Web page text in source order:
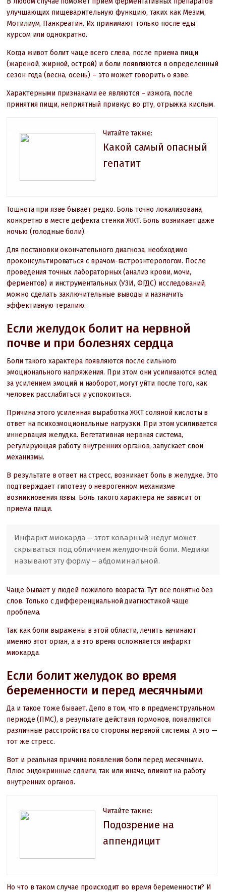
улучшающих пищеварительную функцию, таких как Мезим,
Мотилиум, Панкреатин. Их принимают только после еды
курсом или однократно.
Когда живот болит чаще всего слева, после приема пищи
(жареной, жирной, острой) и боли появляются в определенный
сезон года (весна, осень) – это может говорить о язве.
Характерными признаками ее являются – изжога, после
принятия пищи, неприятный привкус во рту, отрыжка кислым.
Читайте также:
Какой самый опасный
гепатит
Тошнота при язве бывает редко. Боль точно локализована,
конкретно в месте дефекта стенки ЖКТ. Боль возникает даже
ночью (голодные боли).
Для постановки окончательного диагноза, необходимо
проконсультироваться с врачом-гастроэнтерологом. После
проведения точных лабораторных (анализ крови, мочи,
ферментов) и инструментальных (УЗИ, ФГДС) исследований,
можно сделать заключительные выводы и назначить
эффективную терапию.
Если желудок болит на нервной
почве и при болезнях сердца
Боли такого характера появляются после сильного
эмоционального напряжения. При этом они усиливаются вслед
за усилением эмоций и наоборот, могут уйти после того, как
человек расслабиться и успокоиться.
Причина этого усиленная выработка ЖКТ соляной кислоты в
ответ на психоэмоциональные нагрузки. При этом усиливается
иннервация желудка. Вегетативная нервная система,
регулирующая работу внутренних органов, запускает свои
механизмы.
В результате в ответ на стресс, возникает боль в желудке. Это
подтверждает гипотезу о неврогенном механизме
возникновения язвы. Боль такого характера не зависит от
приема пищи.
Инфаркт миокарда – этот коварный недуг может
скрываться под обличием желудочной боли. Медики
называют эту форму – абдоминальной.
Чаще бывает у людей пожилого возраста. Тут все понятно без
слов. Только с дифференциальной диагностикой чаще
проблема.
Так как боли выражены в этой области, лечить начинают
именно этот орган, а в это время осложняется инфаркт
миокарда.
Если болит желудок во время
беременности и перед месячными
Да и такое тоже бывает. Дело в том, что в предменструальном
периоде (ПМС), в результате действия гормонов, появляются
различные расстройства со стороны нервной системы. А это —
тот же стресс.
Вот и реальная причина появления боли перед месячными.
Плюс эндокринные сдвиги, так или иначе, влияют на работу
внутренних органов.
Читайте также:
Подозрение на
аппендицит
Но что в таком случае происходит во время беременности? И